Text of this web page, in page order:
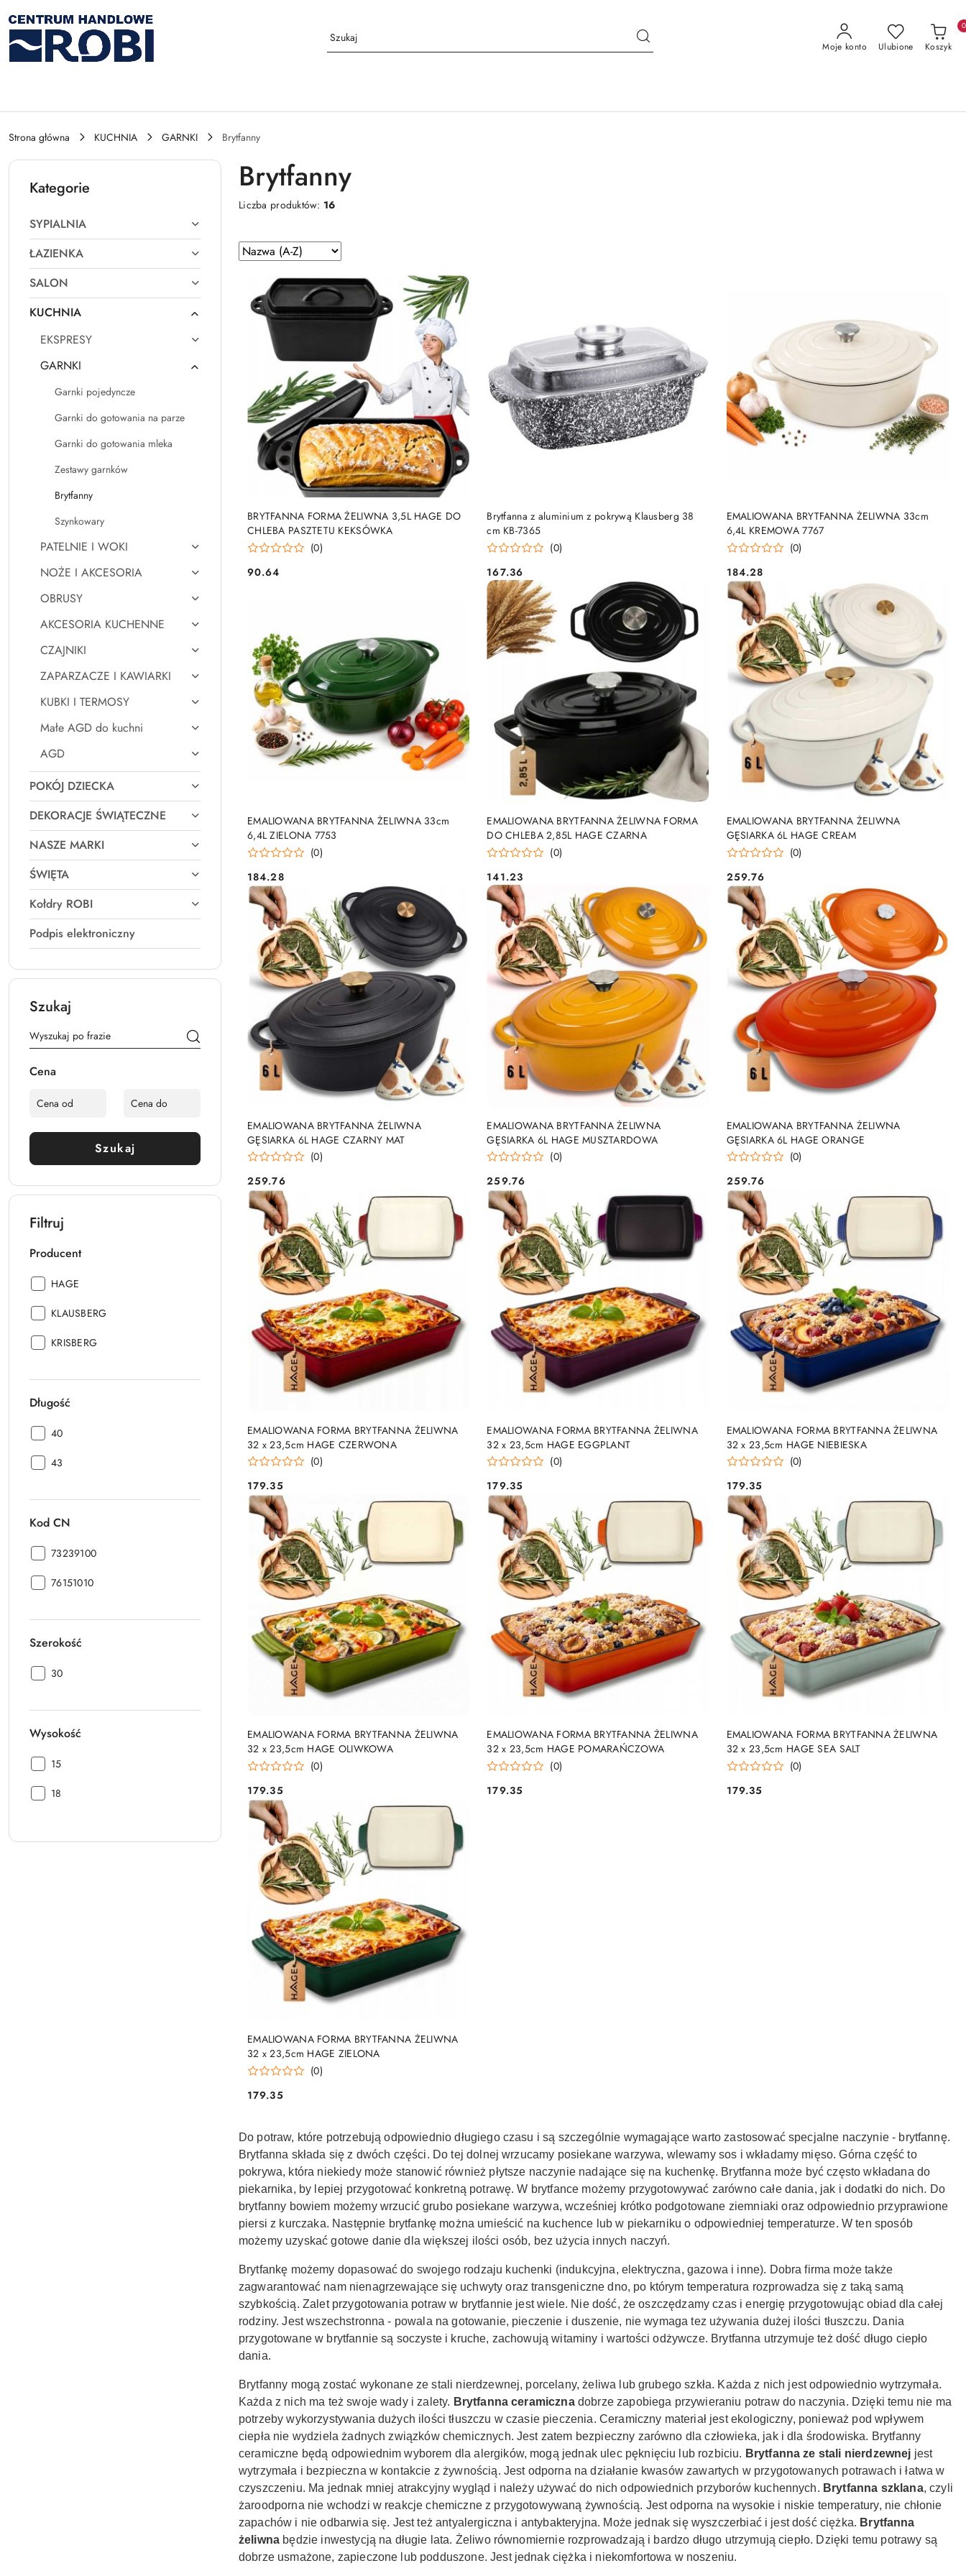
Przejdź do treści głównej
Przejdź do wyszukiwarki
Przejdź do moje konto
Przejdź do menu głównego
Przejdź do stopki
Moje konto Ulubione Koszyk
0
Strona główna KUCHNIA GARNKI Brytfanny
Kategorie
SYPIALNIA
ŁAZIENKA
SALON
KUCHNIA
EKSPRESY
GARNKI
Garnki pojedyncze
Garnki do gotowania na parze
Garnki do gotowania mleka
Zestawy garnków
Brytfanny
Szynkowary
PATELNIE I WOKI
NOŻE I AKCESORIA
OBRUSY
AKCESORIA KUCHENNE
CZAJNIKI
ZAPARZACZE I KAWIARKI
KUBKI I TERMOSY
Małe AGD do kuchni
AGD
POKÓJ DZIECKA
DEKORACJE ŚWIĄTECZNE
NASZE MARKI
ŚWIĘTA
Kołdry ROBI
Podpis elektroniczny
Szukaj
Cena
Szukaj
Filtruj
Producent
Producent:
HAGE
Producent:
KLAUSBERG
Producent:
KRISBERG
Długość
Długość:
40
Długość:
43
Kod CN
Kod
73239100
Kod
76151010
Szerokość
Szerokość:
30
Wysokość
Wysokość:
15
Wysokość:
18
Brytfanny
Liczba produktów: 16
Zastosowano
sortowanie:
Nazwa
(A-
Sortuj
według
BRYTFANNA FORMA ŻELIWNA 3,5L HAGE DO
CHLEBA PASZTETU KEKSÓWKA
(0)
Cena:
90.64
DO KOSZYKA
Brytfanna z aluminium z pokrywą Klausberg 38
cm KB-7365
(0)
Cena:
167.36
DO KOSZYKA
EMALIOWANA BRYTFANNA ŻELIWNA 33cm
6,4L KREMOWA 7767
(0)
Cena:
184.28
DO KOSZYKA
EMALIOWANA BRYTFANNA ŻELIWNA 33cm
6,4L ZIELONA 7753
(0)
Cena:
184.28
DO KOSZYKA
EMALIOWANA BRYTFANNA ŻELIWNA FORMA
DO CHLEBA 2,85L HAGE CZARNA
(0)
Cena:
141.23
DO KOSZYKA
EMALIOWANA BRYTFANNA ŻELIWNA
GĘSIARKA 6L HAGE CREAM
(0)
Cena:
259.76
DO KOSZYKA
EMALIOWANA BRYTFANNA ŻELIWNA
GĘSIARKA 6L HAGE CZARNY MAT
(0)
Cena:
259.76
DO KOSZYKA
EMALIOWANA BRYTFANNA ŻELIWNA
GĘSIARKA 6L HAGE MUSZTARDOWA
(0)
Cena:
259.76
DO KOSZYKA
EMALIOWANA BRYTFANNA ŻELIWNA
GĘSIARKA 6L HAGE ORANGE
(0)
Cena:
259.76
DO KOSZYKA
EMALIOWANA FORMA BRYTFANNA ŻELIWNA
32 x 23,5cm HAGE CZERWONA
(0)
Cena:
179.35
DO KOSZYKA
EMALIOWANA FORMA BRYTFANNA ŻELIWNA
32 x 23,5cm HAGE EGGPLANT
(0)
Cena:
179.35
DO KOSZYKA
EMALIOWANA FORMA BRYTFANNA ŻELIWNA
32 x 23,5cm HAGE NIEBIESKA
(0)
Cena:
179.35
DO KOSZYKA
EMALIOWANA FORMA BRYTFANNA ŻELIWNA
32 x 23,5cm HAGE OLIWKOWA
(0)
Cena:
179.35
DO KOSZYKA
EMALIOWANA FORMA BRYTFANNA ŻELIWNA
32 x 23,5cm HAGE POMARAŃCZOWA
(0)
Cena:
179.35
DO KOSZYKA
EMALIOWANA FORMA BRYTFANNA ŻELIWNA
32 x 23,5cm HAGE SEA SALT
(0)
Cena:
179.35
DO KOSZYKA
EMALIOWANA FORMA BRYTFANNA ŻELIWNA
32 x 23,5cm HAGE ZIELONA
(0)
Cena:
179.35
DO KOSZYKA
Do potraw, które potrzebują odpowiednio długiego czasu i są szczególnie wymagające warto zastosować specjalne naczynie - brytfannę.
Brytfanna składa się z dwóch części. Do tej dolnej wrzucamy posiekane warzywa, wlewamy sos i wkładamy mięso. Górna część to
pokrywa, która niekiedy może stanowić również płytsze naczynie nadające się na kuchenkę. Brytfanna może być często wkładana do
piekarnika, by lepiej przygotować konkretną potrawę.W brytfance możemy przygotowywać zarówno całe dania, jak i dodatki do nich. Do
brytfanny bowiem możemy wrzucić grubo posiekane warzywa, wcześniej krótko podgotowane ziemniaki oraz odpowiednio przyprawione
piersi z kurczaka. Następnie brytfankę można umieścić na kuchence lub w piekarniku o odpowiedniej temperaturze. W ten sposób
możemy uzyskać gotowe danie dla większej ilości osób, bez użycia innych naczyń.
Brytfankę możemy dopasować do swojego rodzaju kuchenki (indukcyjna, elektryczna, gazowa i inne). Dobra firma może także
zagwarantować nam nienagrzewające się uchwyty oraz transgeniczne dno, po którym temperatura rozprowadza się z taką samą
szybkością. Zalet przygotowania potraw w brytfannie jest wiele. Nie dość, że oszczędzamy czas i energię przygotowując obiad dla całej
rodziny. Jest wszechstronna - powala na gotowanie, pieczenie i duszenie, nie wymaga tez używania dużej ilości tłuszczu. Dania
przygotowane w brytfannie są soczyste i kruche, zachowują witaminy i wartości odżywcze. Brytfanna utrzymuje też dość długo ciepło
dania.
Brytfanny mogą zostać wykonane ze stali nierdzewnej, porcelany, żeliwa lub grubego szkła. Każda z nich jest odpowiednio wytrzymała.
Każda z nich ma też swoje wady i zalety. Brytfanna ceramiczna dobrze zapobiega przywieraniu potraw do naczynia. Dzięki temu nie ma
potrzeby wykorzystywania dużych ilości tłuszczu w czasie pieczenia. Ceramiczny materiał jest ekologiczny, ponieważ pod wpływem
ciepła nie wydziela żadnych związków chemicznych. Jest zatem bezpieczny zarówno dla człowieka, jak i dla środowiska. Brytfanny
ceramiczne będą odpowiednim wyborem dla alergików, mogą jednak ulec pęknięciu lub rozbiciu. Brytfanna ze stali nierdzewnej jest
wytrzymała i bezpieczna w kontakcie z żywnością. Jest odporna na działanie kwasów zawartych w przygotowanych potrawach i łatwa w
czyszczeniu. Ma jednak mniej atrakcyjny wygląd i należy używać do nich odpowiednich przyborów kuchennych. Brytfanna szklana, czyli
żaroodporna nie wchodzi w reakcje chemiczne z przygotowywaną żywnością. Jest odporna na wysokie i niskie temperatury, nie chłonie
zapachów i nie odbarwia się. Jest też antyalergiczna i antybakteryjna. Może jednak się wyszczerbiać i jest dość ciężka. Brytfanna
żeliwna będzie inwestycją na długie lata. Żeliwo równomiernie rozprowadzają i bardzo długo utrzymują ciepło. Dzięki temu potrawy są
dobrze usmażone, zapieczone lub podduszone. Jest jednak ciężka i niekomfortowa w noszeniu.